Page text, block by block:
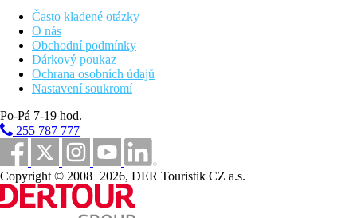
Oběd formou bufetu v hlavní restauraci Rendez-Vous
Večeře formou bufetu v hlavní restauraci Rendez-Vous
nebo výběr z menu v a la carte restauraci Mosaic (nutná
rezervace)
Večeře v a la carte restauraci 1810 za poplatek
Vybrané alkoholické a nealkoholické nápoje místní
výroby (10.00 - 23.30)
Vybrané nápoje v minibaru (doplňován 1x denně)
Všechny nápoje zahrnuté v programu all inclusive jsou
označeny v menu restaurací a barů a také v minibaru
Nápoje konzumované mimo uvedené hodiny a během
výletů jsou za poplatek. Cigarety, doutníky, čerstvé džusy
a značkový alkohol nejsou součástí programu all inclusive
Program all inclusive začíná v okamžik příjezdu na hotel a
končí v den odletu v 15.00 hodin
Často kladené otázky
O nás
Obchodní podmínky
Dárkový poukaz
Ochrana osobních údajů
Nastavení soukromí
Po-Pá 7-19 hod.
255 787 777
Copyright © 2008−2026, DER Touristik CZ a.s.